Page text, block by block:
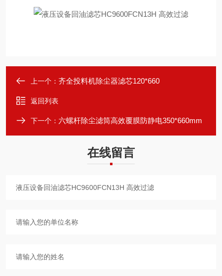
上一个： 齐全投料机除尘器滤芯120*660
返回列表
下一个： 六螺杆除尘滤筒高效覆膜防静电350*660mm
在线留言